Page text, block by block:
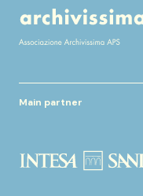
Main partner